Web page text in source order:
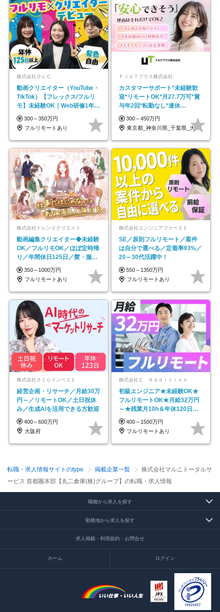
株式会社ＯＬＣ
動画クリエイター（YouTube・
TikTok）【フレックス/フルリ
モ】未経験OK｜Web研修1年間
｜副業OK
300～350万円
フルリモートあり
ＦＪＵＴプラス株式会社
カスタマーサポート*未経験歓
迎*リモートOK*月27.7万可*賞
与年2回*転勤なし*連休
OK/ZE010232
300～450万円
東京都_神奈川県_千葉県_大阪府_愛知県…
株式会社トレンドクリエイト
動画編集クリエイター◆未経験
OK／フルリモOK／ほぼ定時帰
り／年間休日125日／髪・服・
ネイル自由／副業OK
350～1000万円
フルリモートあり
株式会社エンジニアファースト
SE／原則フルリモート／案件
は自分で選べる／定着率93%／
20～30代活躍中！
550～1350万円
フルリモートあり
株式会社さくらインベスト
経営企画・リサーチ／月給30万
円～／リモートOK／土日祝休
み／生成AIを活用できる方歓迎
400～600万円
大阪府
株式会社Ｃ Ａｄｄｉｔｉｏｎ
初級エンジニア★未経験OK★
フルリモートOK★月給32万円
～★残業月10h＆年休120日以
上★副業可
400～1500万円
フルリモートあり
転職・求人情報サイトのtype 掲載企業一覧
株式会社マルニトータルサ
ービス 首都圏本部【丸二倉庫(株)グループ】の転職・求人情報
職種から求人を探す
勤務地から求人を探す
求人掲載・利用規約・お問合せ
ホーム ログイン